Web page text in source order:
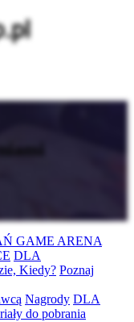
GAME ARENA
DLA
Kiedy? Poznaj
Nagrody DLA
do pobrania